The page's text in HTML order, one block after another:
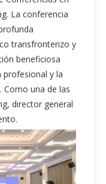
La conferencia
transfronterizo y
beneficiosa
y la
una de las
director general